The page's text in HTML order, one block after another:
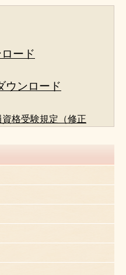
ード
ウンロード
格受験規定（修正